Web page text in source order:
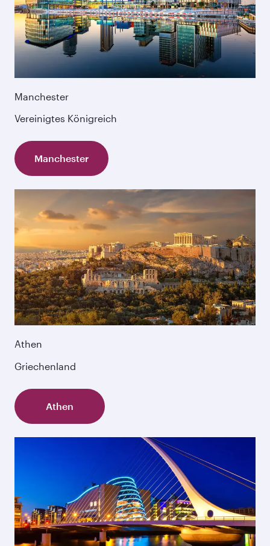
Manchester
Vereinigtes Königreich
Manchester
Athen
Griechenland
Athen